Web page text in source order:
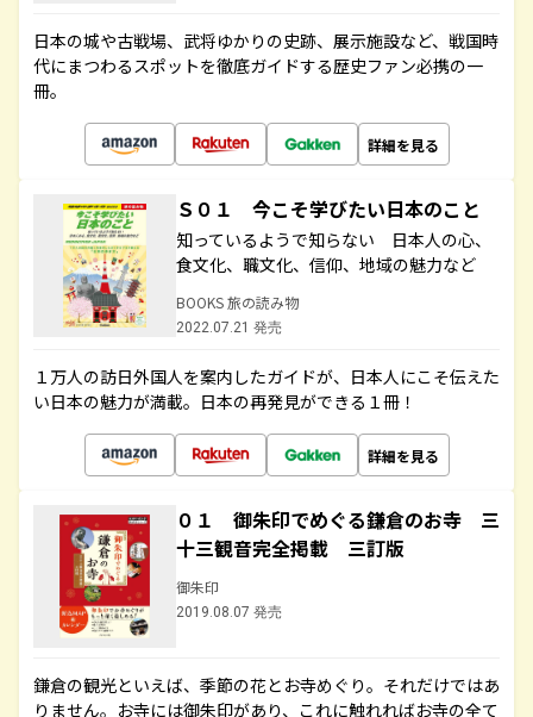
日本の城や古戦場、武将ゆかりの史跡、展示施設など、戦国時
代にまつわるスポットを徹底ガイドする歴史ファン必携の一
冊。
詳細を見る
Ｓ０１ 今こそ学びたい日本のこと
知っているようで知らない 日本人の心、
食文化、職文化、信仰、地域の魅力など
BOOKS 旅の読み物
2022.07.21 発売
１万人の訪日外国人を案内したガイドが、日本人にこそ伝えた
い日本の魅力が満載。日本の再発見ができる１冊！
詳細を見る
０１ 御朱印でめぐる鎌倉のお寺 三
十三観音完全掲載 三訂版
御朱印
2019.08.07 発売
鎌倉の観光といえば、季節の花とお寺めぐり。それだけではあ
りません。お寺には御朱印があり、これに触れればお寺の全て